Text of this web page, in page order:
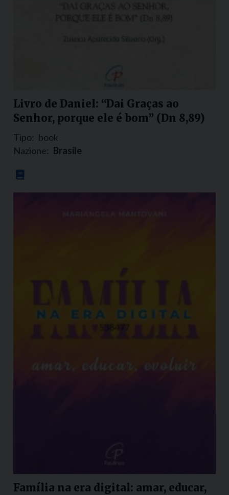
Livro de Daniel: “Dai Graças ao
Senhor, porque ele é bom” (Dn 8,89)
Tipo: book
Nazione: Brasile
Família na era digital: amar, educar,